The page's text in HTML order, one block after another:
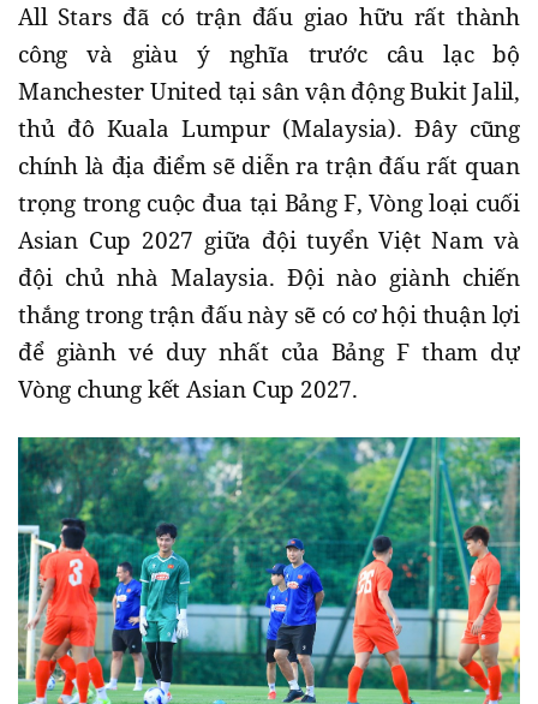
All Stars đã có trận đấu giao hữu rất thành
công và giàu ý nghĩa trước câu lạc bộ
Manchester United tại sân vận động Bukit Jalil,
thủ đô Kuala Lumpur (Malaysia). Đây cũng
chính là địa điểm sẽ diễn ra trận đấu rất quan
trọng trong cuộc đua tại Bảng F, Vòng loại cuối
Asian Cup 2027 giữa đội tuyển Việt Nam và
đội chủ nhà Malaysia. Đội nào giành chiến
thắng trong trận đấu này sẽ có cơ hội thuận lợi
để giành vé duy nhất của Bảng F tham dự
Vòng chung kết Asian Cup 2027.